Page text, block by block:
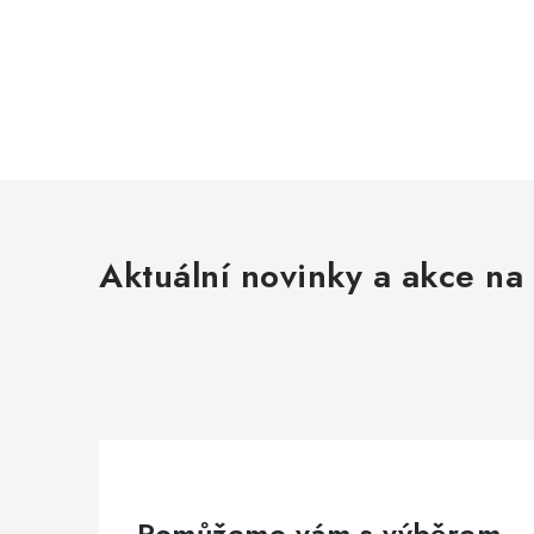
Aktuální novinky a akce na